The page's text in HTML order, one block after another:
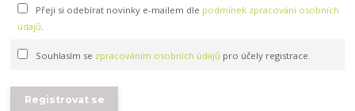
Přeji si odebírat novinky e-mailem dle podmínek zpracování osobních
údajů.
Souhlasím se zpracováním osobních údajů pro účely registrace.
Registrovat se